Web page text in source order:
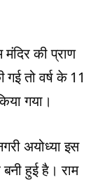
की प्राण
गई तो वर्ष के 11
गया।
अयोध्या इस
हुई है। राम